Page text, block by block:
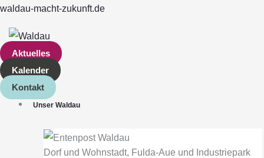
Zum
springen
waldau-macht-zukunft.de
Aktuelles
Kalender
Kontakt
Main
Unser Waldau
Dorf und Wohnstadt, Fulda‐Aue und Industriepark